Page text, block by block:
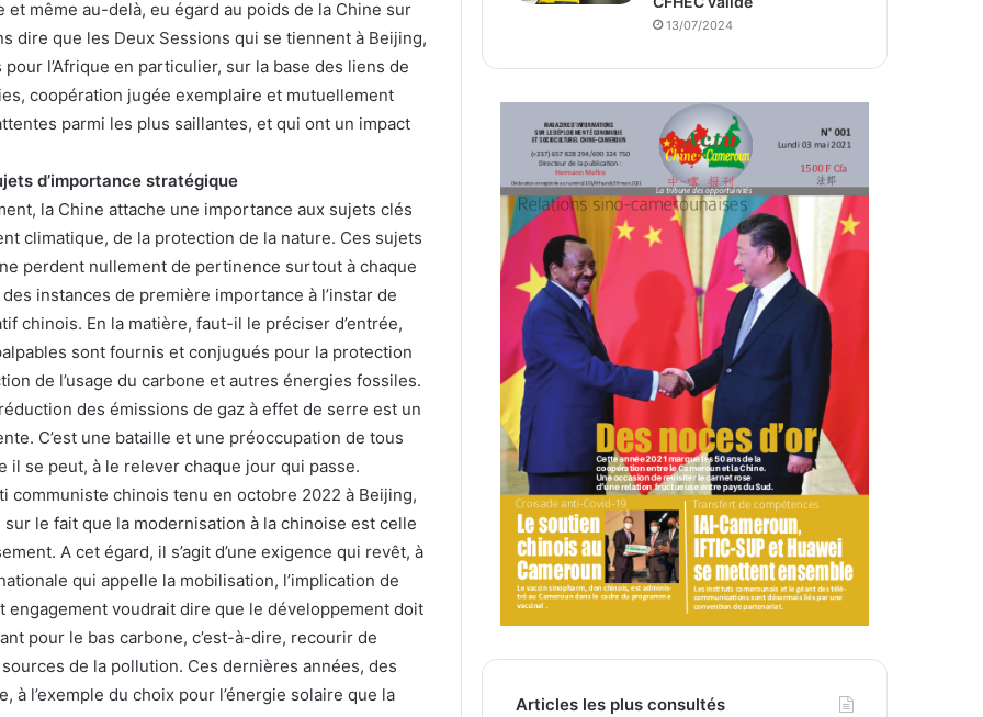
même au-delà, eu égard au poids de la Chine sur
dire que les Deux Sessions qui se tiennent à Beijing,
l’Afrique en particulier, sur la base des liens de
coopération jugée exemplaire et mutuellement
parmi les plus saillantes, et qui ont un impact
d’importance stratégique
la Chine attache une importance aux sujets clés
climatique, de la protection de la nature. Ces sujets
perdent nullement de pertinence surtout à chaque
instances de première importance à l’instar de
chinois. En la matière, faut-il le préciser d’entrée,
sont fournis et conjugués pour la protection
de l’usage du carbone et autres énergies fossiles.
des émissions de gaz à effet de serre est un
C’est une bataille et une préoccupation de tous
il se peut, à le relever chaque jour qui passe.
communiste chinois tenu en octobre 2022 à Beijing,
le fait que la modernisation à la chinoise est celle
A cet égard, il s’agit d’une exigence qui revêt, à
qui appelle la mobilisation, l’implication de
voudrait dire que le développement doit
pour le bas carbone, c’est-à-dire, recourir de
de la pollution. Ces dernières années, des
l’exemple du choix pour l’énergie solaire que la
13/07/2024
Articles les plus consultés